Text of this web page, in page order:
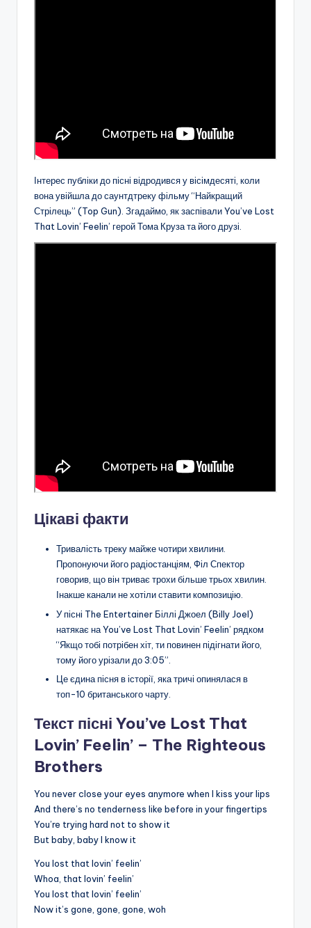
Інтерес публіки до пісні відродився у вісімдесяті, коли
вона увійшла до саунтдтреку фільму “Найкращий
Стрілець” (Top Gun). Згадаймо, як заспівали You’ve Lost
That Lovin’ Feelin’ герой Тома Круза та його друзі.
Цікаві факти
Тривалість треку майже чотири хвилини.
Пропонуючи його радіостанціям, Філ Спектор
говорив, що він триває трохи більше трьох хвилин.
Інакше канали не хотіли ставити композицію.
У пісні The Entertainer Біллі Джоел (Billy Joel)
натякає на You’ve Lost That Lovin’ Feelin’ рядком
“Якщо тобі потрібен хіт, ти повинен підігнати його,
тому його урізали до 3:05”.
Це єдина пісня в історії, яка тричі опинялася в
топ-10 британського чарту.
Текст пісні You’ve Lost That
Lovin’ Feelin’ – The Righteous
Brothers
You never close your eyes anymore when I kiss your lips
And there’s no tenderness like before in your fingertips
You’re trying hard not to show it
But baby, baby I know it
You lost that lovin’ feelin’
Whoa, that lovin’ feelin’
You lost that lovin’ feelin’
Now it’s gone, gone, gone, woh